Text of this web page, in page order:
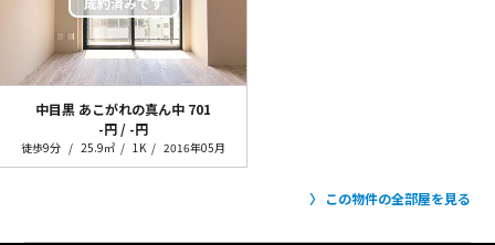
中目黒 あこがれの真ん中 701
-円 / -円
徒歩9分 25.9㎡ 1K 2016年05月
この物件の全部屋を見る